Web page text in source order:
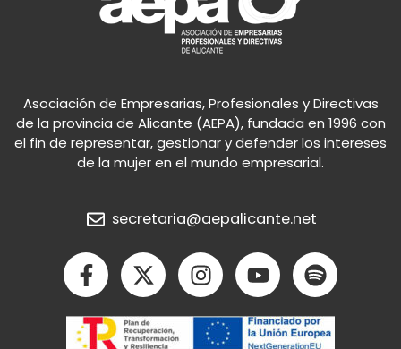
Asociación de Empresarias, Profesionales y Directivas
de la provincia de Alicante (AEPA), fundada en 1996 con
el fin de representar, gestionar y defender los intereses
de la mujer en el mundo empresarial.
secretaria@aepalicante.net
F
a
c
e
X
-
t
w
I
n
s
t
Y
o
u
t
S
p
o
t